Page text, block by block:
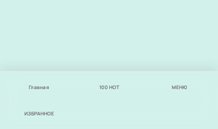
Главная 100 НОТ МЕНЮ
ИЗБРАННОЕ